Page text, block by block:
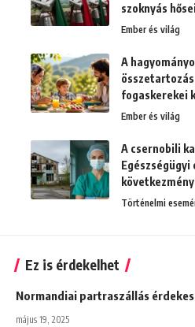
szoknyás hősei
Ember és világ
A
fogaskerekei
Ember és világ
A csernobili
Egészségügyi
Történelmi
Ez is érdekelhet
Normandiai partraszállás
május 19, 2025